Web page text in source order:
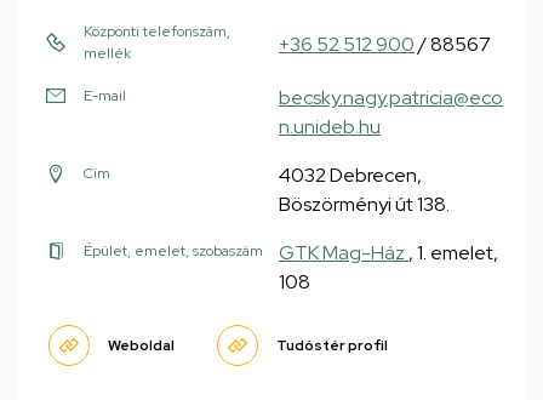
Központi telefonszám,
mellék
+36 52 512 900/ 88567
E-mail
becsky.nagy.patricia@eco
n.unideb.hu
Cím
4032 Debrecen,
Böszörményi út 138.
Épület, emelet, szobaszám GTK Mag-Ház , 1. emelet,
108
Weboldal Tudóstér profil